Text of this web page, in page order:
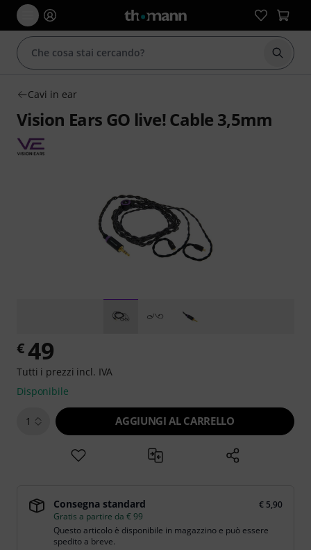
Cavi in ear
Vision Ears GO live! Cable 3,5mm
€49
Tutti i prezzi incl. IVA
Disponibile
1 AGGIUNGI AL CARRELLO
Consegna standard
€ 5,90
Gratis a partire da € 99
Questo articolo è disponibile in magazzino e può essere
spedito a breve.